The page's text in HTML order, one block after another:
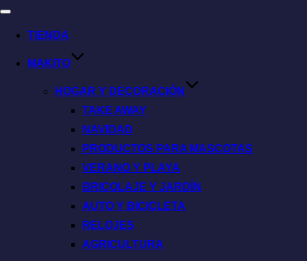
TIENDA
MAKITO
HOGAR Y DECORACIÓN
TAKE AWAY
NAVIDAD
PRODUCTOS PARA MASCOTAS
VERANO Y PLAYA
BRICOLAJE Y JARDÍN
AUTO Y BICICLETA
RELOJES
AGRICULTURA